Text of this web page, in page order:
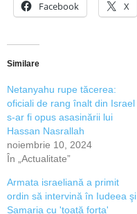
Facebook X
Similare
Netanyahu rupe tăcerea:
oficiali de rang înalt din Israel
s-ar fi opus asasinării lui
Hassan Nasrallah
noiembrie 10, 2024
În „Actualitate”
Armata israeliană a primit
ordin să intervină în Iudeea şi
Samaria cu 'toată forța'